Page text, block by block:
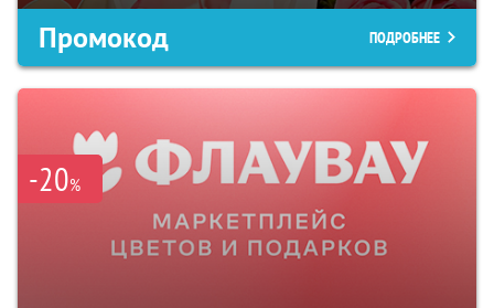
Промокод ПОДРОБНЕЕ
-20%